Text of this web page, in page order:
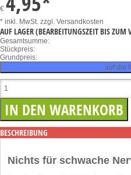
€
* inkl. MwSt. zzgl. Versandkosten
AUF LAGER(BEARBEITUNGSZEIT BIS ZUM
Gesamtsumme:
Stückpreis:
Grundpreis:
auf die
BESCHREIBUNG
Nichts für schwache